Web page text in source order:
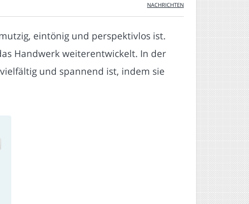
NACHRICHTEN
eintönig und perspektivlos ist.
Handwerk weiterentwickelt. In der
und spannend ist, indem sie